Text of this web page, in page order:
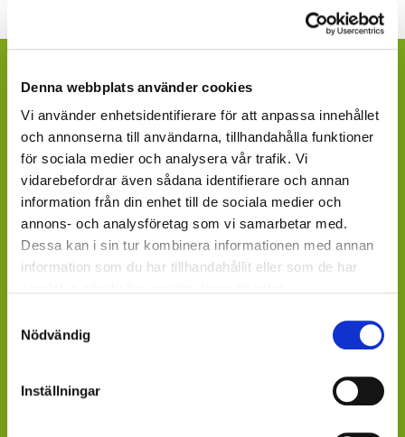
Denna webbplats använder cookies
Vi använder enhetsidentifierare för att anpassa innehållet
och annonserna till användarna, tillhandahålla funktioner
för sociala medier och analysera vår trafik. Vi
vidarebefordrar även sådana identifierare och annan
information från din enhet till de sociala medier och
annons- och analysföretag som vi samarbetar med.
Dessa kan i sin tur kombinera informationen med annan
information som du har tillhandahållit eller som de har
Nödvändig
Inställningar
ÄR DU KONSUMENT OCH VILL FINNA
INKÖPSSTÄLLEN?
Fråga efter produkterna lokalt, där du köper dina växter.
Våra produkter finns under säsong tillgängliga att
beställa hos ett rikstäckande nätverk av återförsäljare
av växter och blommor.
GARDENCENTER: Blomsterlandet, Granngården,
Hornbach, Plantagen, Bauhaus, Bogrönt och många
LIVSMEDELSBUTIKER: Dagligvaruhandelskedjorna
tillhandahåller ett begränsat utbud.
BLOMSTERBUTIKER: Blomster- och Livsstilsbutiker
presenterar ett personligt utbud och kan beställa hem